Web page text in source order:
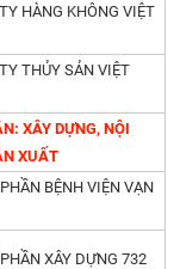
HÀNG KHÔNG VIỆT
THỦY SẢN VIỆT
XÂY DỰNG, NỘI
XUẤT
BỆNH VIỆN VẠN
XÂY DỰNG 732